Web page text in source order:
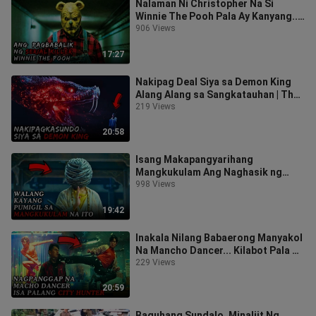
17:27
Nalaman Ni Christopher Na Si
Winnie The Pooh Pala Ay Kanyang... |
Winnie The Pooh Blood & Honey
906 Views
20:58
Nakipag Deal Siya sa Demon King
Alang Alang sa Sangkatauhan | The
Yin Yang Master
219 Views
19:42
Isang Makapangyarihang
Mangkukulam Ang Naghasik ng
Lagim sa Imperyo ng Tsina Para
998 Views
20:59
Inakala Nilang Babaerong Manyakol
Na Mancho Dancer... Kilabot Pala Na
City Hunter | City Hunter 2024
229 Views